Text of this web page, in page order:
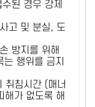
된 경우 강제
고 및 분실, 도
방지를 위해
행위를 금지
취침시간 (매너
해가 없도록 해